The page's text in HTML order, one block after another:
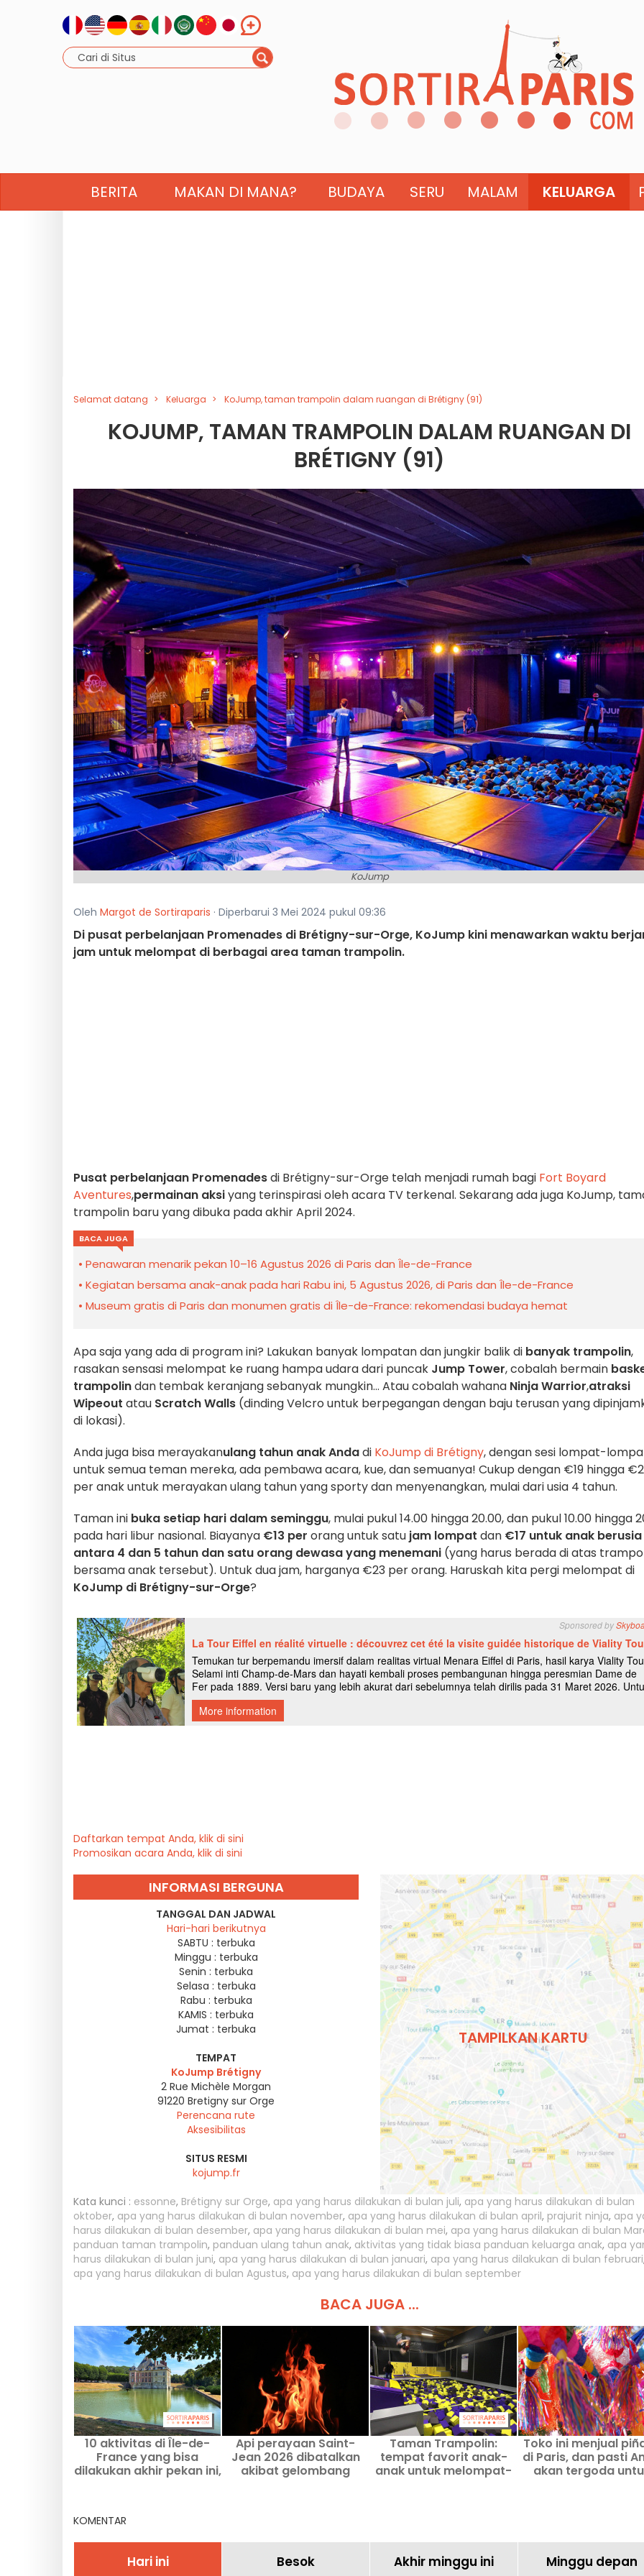
BERITA MAKAN DI MANA? BUDAYA SERU MALAM KELUARGA
Selamat datang Keluarga KoJump, taman trampolin dalam ruangan di Brétigny (91)
KOJUMP, TAMAN TRAMPOLIN DALAM RUANGAN DI
BRÉTIGNY (91)
KoJump
Oleh Margot de Sortiraparis · Diperbarui 3 Mei 2024 pukul 09:36
Di pusat perbelanjaan Promenades di Brétigny-sur-Orge, KoJump kini menawarkan waktu
jam untuk melompat di berbagai area taman trampolin.
Pusat perbelanjaan Promenadesdi Brétigny-sur-Orge telah menjadi rumah bagi Fort Boyard
Aventures,permainan aksiyang terinspirasi oleh acara TV terkenal. Sekarang ada juga KoJump,
trampolin baru yang dibuka pada akhir April 2024.
BACA JUGA
Penawaran menarik pekan 10–16 Agustus 2026 di Paris dan Île-de-France
Kegiatan bersama anak-anak pada hari Rabu ini, 5 Agustus 2026, di Paris dan Île-de-France
Museum gratis di Paris dan monumen gratis di Île-de-France: rekomendasi budaya hemat
Apa saja yang ada di program ini? Lakukan banyak lompatan dan jungkir balik di banyak trampolin,
rasakan sensasi melompat ke ruang hampa udara dari puncak Jump Tower, cobalah bermain
trampolindan tembak keranjang sebanyak mungkin... Atau cobalah wahana Ninja Warrior,atraksi
Wipeout atau Scratch Walls (dinding Velcro untuk berpegangan dengan baju terusan yang
di lokasi).
Anda juga bisa merayakanulang tahun anak Andadi KoJump di Brétigny, dengan sesi lompat-
untuk semua teman mereka, ada pembawa acara, kue, dan semuanya! Cukup dengan €19 hingga
per anak untuk merayakan ulang tahun yang sporty dan menyenangkan, mulai dari usia 4 tahun.
Taman ini buka setiap hari dalam seminggu, mulai pukul 14.00 hingga 20.00, dan pukul 10.00 hingga
pada hari libur nasional. Biayanya €13 per orang untuk satu jam lompat dan €17 untuk anak berusia
antara 4 dan 5 tahun dan satu orang dewasa yang menemani (yang harus berada di atas
bersama anak tersebut). Untuk dua jam, harganya €23 per orang. Haruskah kita pergi melompat di
KoJump di Brétigny-sur-Orge?
Daftarkan tempat Anda, klik di sini
Promosikan acara Anda, klik di sini
INFORMASI BERGUNA
TANGGAL DAN JADWAL
Hari-hari berikutnya
SABTU : terbuka
Minggu : terbuka
Senin : terbuka
Selasa : terbuka
Rabu : terbuka
KAMIS : terbuka
Jumat : terbuka
TEMPAT
KoJump Brétigny
2 Rue Michèle Morgan
91220 Bretigny sur Orge
Perencana rute
Aksesibilitas
SITUS RESMI
kojump.fr
TAMPILKAN KARTU
Kata kunci : essonne, Brétigny sur Orge, apa yang harus dilakukan di bulan juli, apa yang harus dilakukan di bulan
oktober, apa yang harus dilakukan di bulan november, apa yang harus dilakukan di bulan april, prajurit ninja, apa
harus dilakukan di bulan desember, apa yang harus dilakukan di bulan mei, apa yang harus dilakukan di bulan
panduan taman trampolin, panduan ulang tahun anak, aktivitas yang tidak biasa panduan keluarga anak, apa
harus dilakukan di bulan juni, apa yang harus dilakukan di bulan januari, apa yang harus dilakukan di bulan februari
apa yang harus dilakukan di bulan Agustus, apa yang harus dilakukan di bulan september
BACA JUGA ...
10 aktivitas di Île-de-
France yang bisa
dilakukan akhir pekan ini,
Api perayaan Saint-
Jean 2026 dibatalkan
akibat gelombang
Taman Trampolin:
tempat favorit anak-
anak untuk melompat-
Toko ini menjual
di Paris, dan pasti
akan tergoda
KOMENTAR
Hari ini Besok Akhir minggu ini Minggu depan